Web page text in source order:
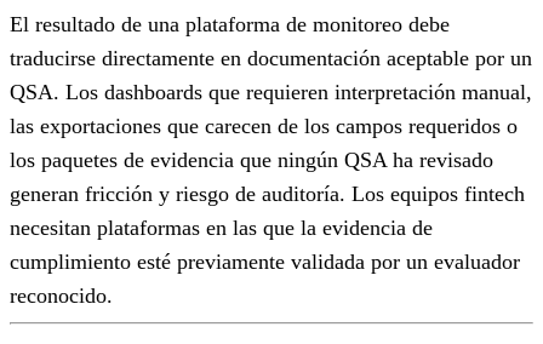
El resultado de una plataforma de monitoreo debe
traducirse directamente en documentación aceptable por un
QSA. Los dashboards que requieren interpretación manual,
las exportaciones que carecen de los campos requeridos o
los paquetes de evidencia que ningún QSA ha revisado
generan fricción y riesgo de auditoría. Los equipos fintech
necesitan plataformas en las que la evidencia de
cumplimiento esté previamente validada por un evaluador
reconocido.